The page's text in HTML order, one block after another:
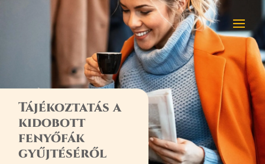
Tájékoztatás a
kidobott
fenyőfák
gyűjtéséről